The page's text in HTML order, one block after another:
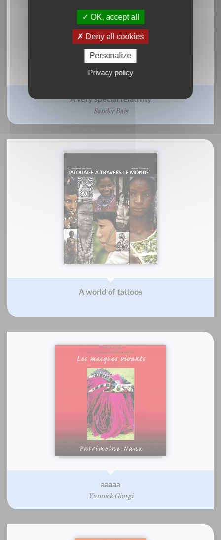
A very special relativity
Sander Bais
A world of tattoos
aaaaa
Yannick Giorgi
OK, accept all
Deny all cookies
Personalize
Privacy policy